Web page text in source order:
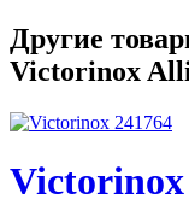
Другие
Victorinox
Victorinox